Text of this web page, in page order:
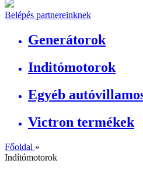
Belépés partnereinknek
Generátorok
Inditómotorok
Egyéb
Victron termékek
Főoldal »
Indítómotorok